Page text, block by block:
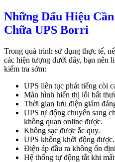
Những Dấu Hiệu
Chữa UPS Borri
Trong quá trình sử dụng thực tế,
các hiện tượng dưới đây, bạn nên
kiểm tra sớm:
UPS liên tục phát tiếng còi
Màn hình hiển thị lỗi bất
Thời gian lưu điện giảm
UPS tự động chuyển sang
không quan online được.
Không sạc được ắc quy.
UPS không khởi động được.
Điện áp đầu ra không ổn
Hệ thống tự động tắt khi